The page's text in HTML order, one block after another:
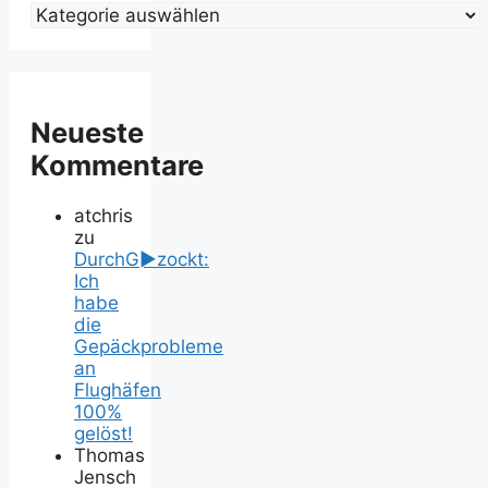
Neueste
Kommentare
atchris
zu
DurchG►zockt:
Ich
habe
die
Gepäckprobleme
an
Flughäfen
100%
gelöst!
Thomas
Jensch